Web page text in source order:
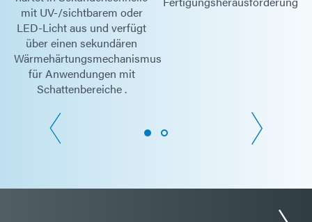
mit UV-/sichtbarem oder
LED-Licht aus und verfügt
über einen sekundären
Wärmehärtungsmechanismus
für Anwendungen mit
Schattenbereiche .